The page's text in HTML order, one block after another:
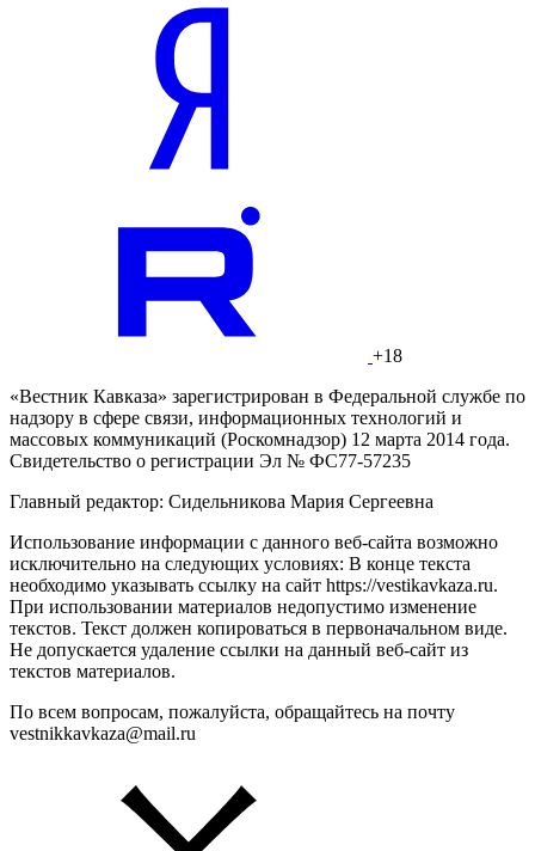
+18
«Вестник Кавказа» зарегистрирован в Федеральной службе по
надзору в сфере связи, информационных технологий и
массовых коммуникаций (Роскомнадзор) 12 марта 2014 года.
Свидетельство о регистрации Эл № ФС77-57235
Главный редактор: Сидельникова Мария Сергеевна
Использование информации с данного веб-сайта возможно
исключительно на следующих условиях: В конце текста
необходимо указывать ссылку на сайт https://vestikavkaza.ru.
При использовании материалов недопустимо изменение
текстов. Текст должен копироваться в первоначальном виде.
Не допускается удаление ссылки на данный веб-сайт из
текстов материалов.
По всем вопросам, пожалуйста, обращайтесь на почту
vestnikkavkaza@mail.ru